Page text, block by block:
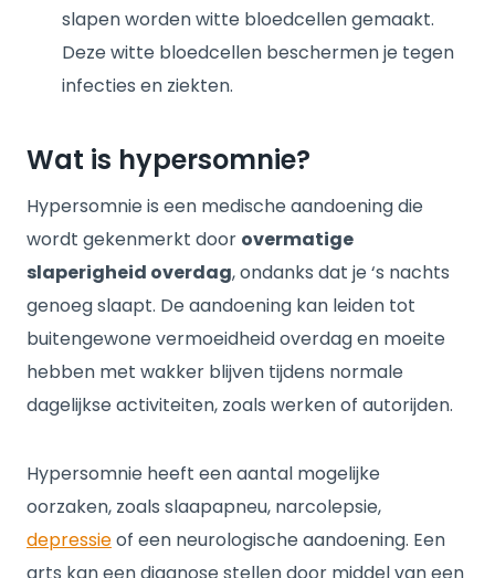
slapen worden witte bloedcellen gemaakt.
Deze witte bloedcellen beschermen je tegen
infecties en ziekten.
Wat is hypersomnie?
Hypersomnie is een medische aandoening die
wordt gekenmerkt door overmatige
slaperigheid overdag, ondanks dat je ‘s nachts
genoeg slaapt. De aandoening kan leiden tot
buitengewone vermoeidheid overdag en moeite
hebben met wakker blijven tijdens normale
dagelijkse activiteiten, zoals werken of autorijden.
Hypersomnie heeft een aantal mogelijke
oorzaken, zoals slaapapneu, narcolepsie,
depressieof een neurologische aandoening. Een